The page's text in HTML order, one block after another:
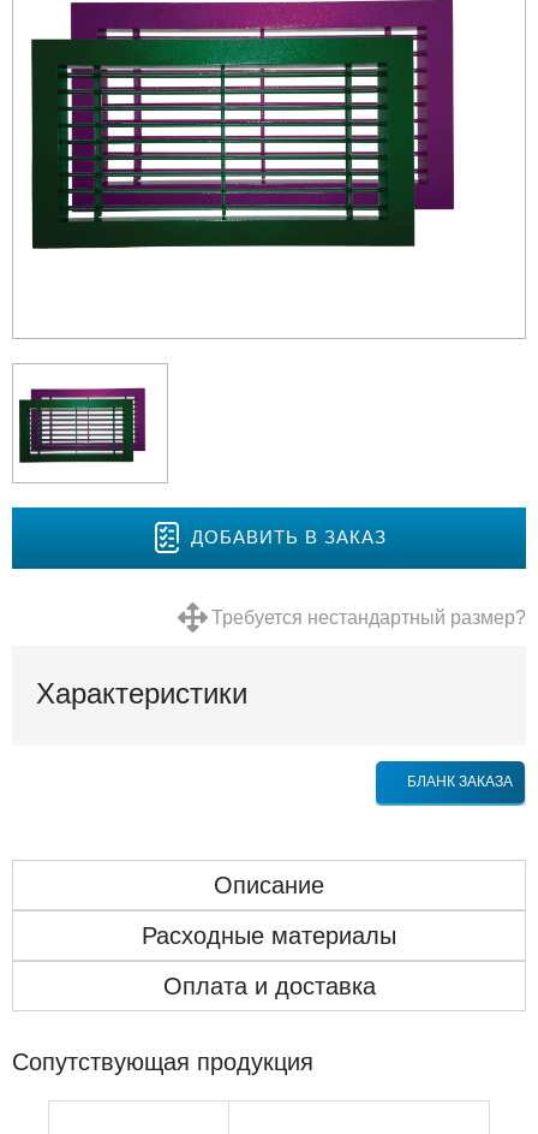
ДОБАВИТЬ В ЗАКАЗ
Требуется нестандартный размер?
Характеристики
БЛАНК ЗАКАЗА
Описание
Расходные материалы
Оплата и доставка
Сопутствующая продукция